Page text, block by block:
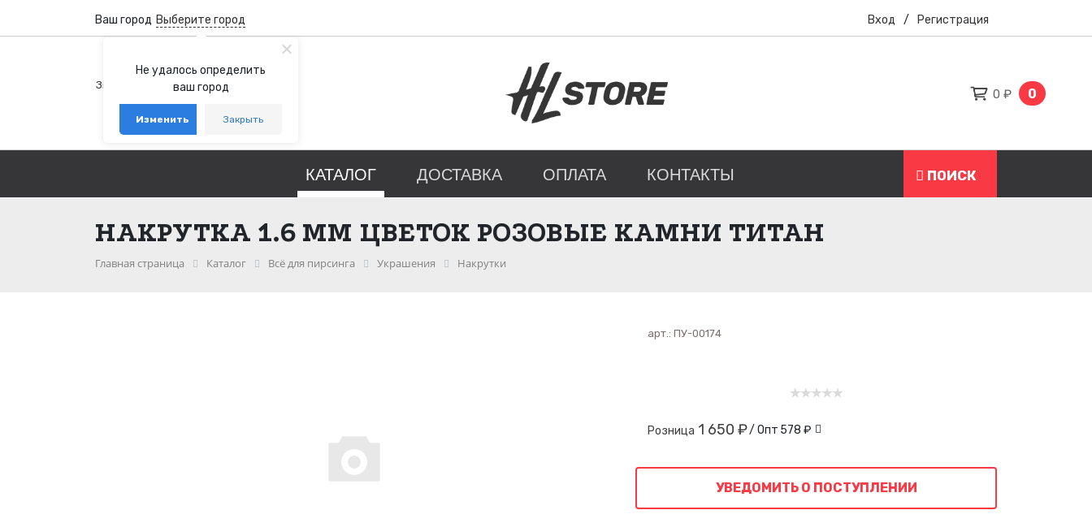
Не удалось определить
ваш город
Изменить Закрыть
Ваш город Выберите город Вход / Регистрация
+7 (800) 100-76-77
Звонок бесплатный по России
+7 (931) 978-88-88
telegram whatsapp
0 ₽ 0
КАТАЛОГ ДОСТАВКА ОПЛАТА КОНТАКТЫ ПОИСК
НАКРУТКА 1.6 ММ ЦВЕТОК РОЗОВЫЕ КАМНИ ТИТАН
Главная страница Каталог Всё для пирсинга Украшения Накрутки
арт.: ПУ-00174
Розница 1 650 ₽/ Опт 578 ₽
УВЕДОМИТЬ О ПОСТУПЛЕНИИ